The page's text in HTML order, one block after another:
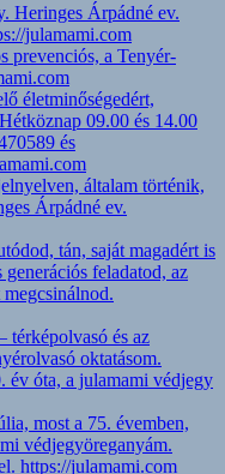
Heringes Árpádné ev.
julamami.com
prevenciós, a Tenyér-
életminőségedért,
09.00 és 14.00
és
általam történik,
Árpádné ev.
tán, saját magadért is
generációs feladatod, az
megcsinálnod.
térképolvasó és az
oktatásom.
év óta, a julamami védjegy
most a 75. évemben,
védjegyöreganyám.
https://julamami.com